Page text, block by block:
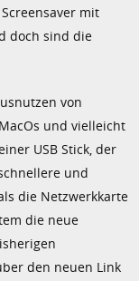
mit
doch sind die
von
und vielleicht
USB Stick, der
und
die Netzwerkkarte
die neue
den neuen Link